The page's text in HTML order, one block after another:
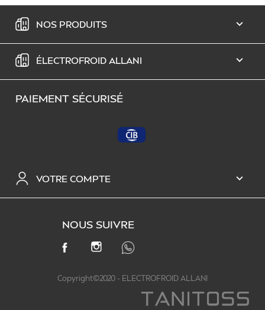
NOS PRODUITS 
ÉLECTROFROID ALLANI 
PAIEMENT SÉCURISÉ
VOTRE COMPTE 
NOUS SUIVRE
FACEBOOKINSTAGRAM
Copyright©2020 - ELECTROFROID ALLANI